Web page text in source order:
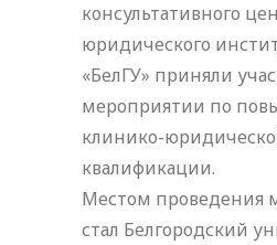
консультативного
юридического
«БелГУ» приняли
мероприятии по
клинико-
квалификации.
Местом проведения
стал Белгородский